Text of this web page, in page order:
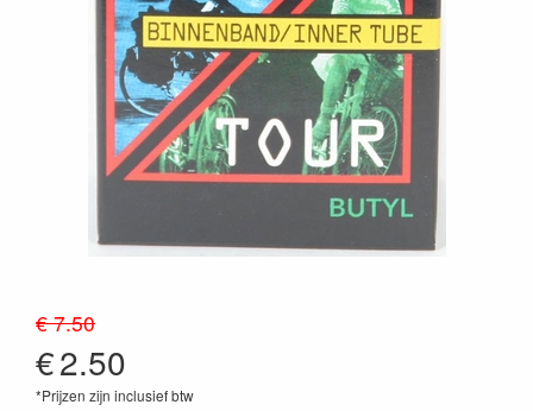
€ 7.50
€2.50
*Prijzen zijn inclusief btw